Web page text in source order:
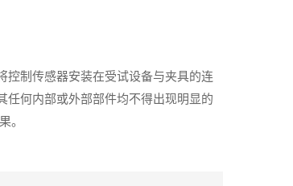
控制传感器安装在受试设备与夹具的连
任何内部或外部部件均不得出现明显的
。